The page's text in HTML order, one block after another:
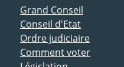
ACCÈS DIRECT
Grand Conseil
Conseil d'Etat
Ordre judiciaire
Comment voter